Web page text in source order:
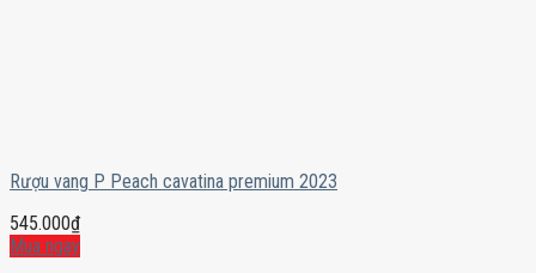
Rượu vang P Peach cavatina premium 2023
545.000₫
Mua ngay